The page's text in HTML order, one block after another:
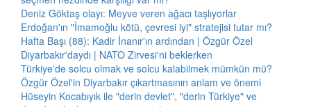
Deniz Göktaş olayı: Meyve veren ağacı taşlıyorlar
Erdoğan'ın "İmamoğlu kötü, çevresi iyi" stratejisi tutar mı?
Hafta Başı (88): Kadir İnanır'ın ardından | Özgür Özel
Diyarbakır'daydı | NATO Zirvesi'ni beklerken
Türkiye'de solcu olmak ve solcu kalabilmek mümkün mü?
Özgür Özel'in Diyarbakır çıkartmasının anlam ve önemi
Hüseyin Kocabıyık ile "derin devlet", "derin Türkiye" ve